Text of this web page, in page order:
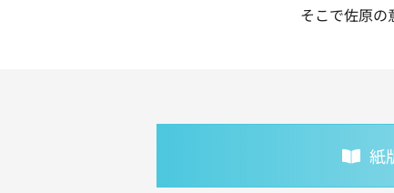
そこで佐原の
紙